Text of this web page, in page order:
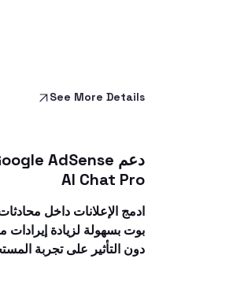
See More Details
AI Chat Pro
ادمج الإعلانات داخل
بوت بسهولة لزيادة إيرادات
دون التأثير على تجربة